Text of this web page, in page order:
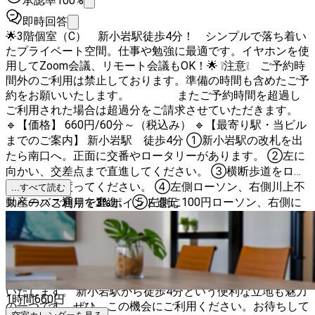
即時回答
🌟3階個室（C） 新小岩駅徒歩4分！ シンプルで落ち着い
たプライベート空間。仕事や勉強に最適です。イヤホンを使
用してZoom会議、リモート会議もOK！🌟 ❕注意❕ ご予約時
間外のご利用は禁止しております。準備の時間も含めたご予
約をお願いいたします。 またご予約時間を超過し
ご利用された場合は超過分をご請求させていただきます。
🔹【価格】 660円/60分～（税込み） 🔹【最寄り駅・当ビル
までのご案内】 新小岩駅 徒歩4分 ①新小岩駅の改札を出
たら南口へ。正面に交番やロータリーがあります。 ②左に
向かい、交差点まで直進してください。 ③横断歩道をロー
ソンの方へ渡ってください。 ④左側ローソン、右側川上不
動産のバス通りを直進。 ⑤左側に100円ローソン、右側に
ニューきや不動産があります。横断報道を渡りニューきや不
動産を左にして直進してください。 ⑥栗原医院のお向かい
です。 🔹【広さ】 2㎡ １名様専用のプライベート空間で集
中して仕事や勉強に打ち込めます。また、Wi-Fiやエアコン
などの基本的な設備も完備しており、快適な作業環境を提供
いたします。 新小岩駅から徒歩4分という便利な立地も魅力
の一つです。ぜひ、この機会にご利用ください。お待ちして
...すべて読む
スペースご利用で3%ポイント還元
1時間660円